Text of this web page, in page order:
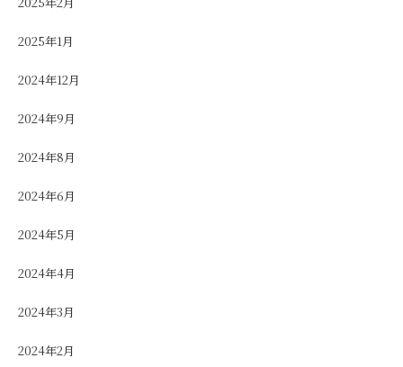
2025年1月
2024年12月
2024年9月
2024年8月
2024年6月
2024年5月
2024年4月
2024年3月
2024年2月